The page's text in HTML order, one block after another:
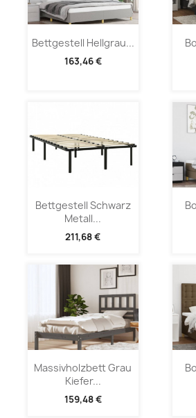
Bettgestell Hellgrau...
163,46 €
Bettgestell Schwarz
Metall...
211,68 €
Massivholzbett Grau
Kiefer...
159,48 €